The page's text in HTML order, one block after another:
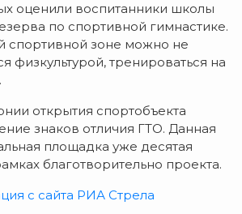
оценили воспитанники школы
по спортивной гимнастике.
спортивной зоне можно не
физкультурой, тренироваться на
открытия спортобъекта
знаков отличия ГТО. Данная
площадка уже десятая
благотворительно проекта.
с сайта РИА Стрела